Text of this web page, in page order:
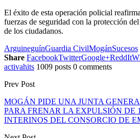
El éxito de esta operación policial
fuerzas de seguridad con la protección
de los ciudadanos.
ArguineguínGuardia CivilMogánSucesos
Share FacebookTwitterGoogle+ReddIt
activahits 1009 posts 0 comments
Prev Post
MOGÁN PIDE UNA JUNTA
PARA FRENAR LA EXPULSIÓN DE
INTERINOS DEL CONSORCIO DE